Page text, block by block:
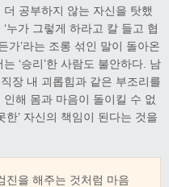
공부하지 않는 자신을 탓했
누가 그렇게 하라고 칼 들고 협
가’라는 조롱 섞인 말이 돌아온
‘승리’한 사람도 불안하다. 남
장 내 괴롭힘과 같은 부조리를
해 몸과 마음이 돌이킬 수 없
한’ 자신의 책임이 된다는 것을
진을 해주는 것처럼 마음